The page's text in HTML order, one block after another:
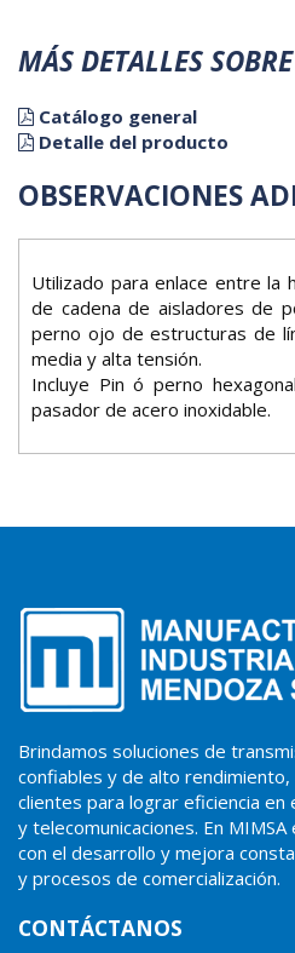
MÁS DETALLES
Catálogo general
Detalle del producto
OBSERVACIONES
Utilizado para enlace entre la
de cadena de aisladores de
perno ojo de estructuras de
media y alta tensión.
Incluye Pin ó perno
pasador de acero inoxidable.
Brindamos soluciones de
confiables y de alto
clientes para lograr eficiencia en
y telecomunicaciones. En
con el desarrollo y mejora
y procesos de comercialización.
CONTÁCTANOS